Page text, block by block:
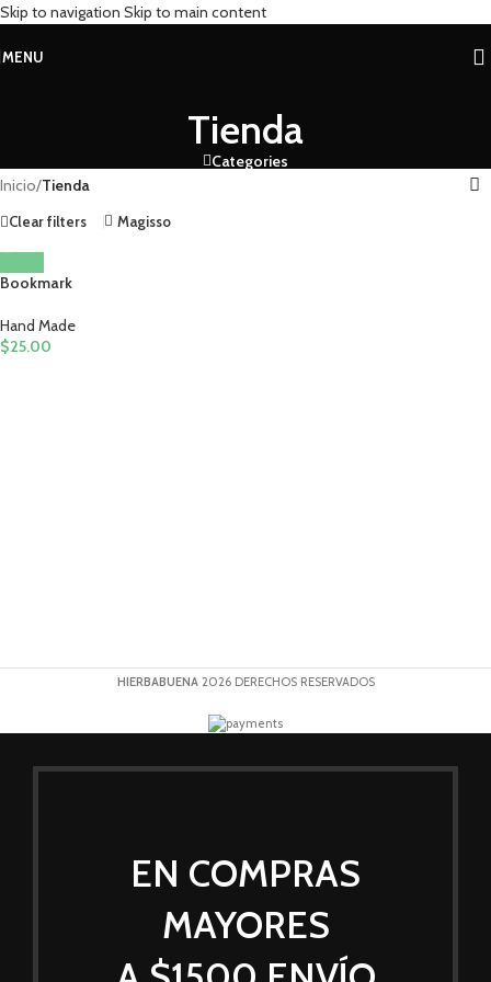
Skip to navigation Skip to main content
MENU
Tienda
Categories
Inicio/Tienda
Clear filters Magisso
Bookmark
Hand Made
$25.00
HIERBABUENA 2026 DERECHOS RESERVADOS
EN COMPRAS
MAYORES